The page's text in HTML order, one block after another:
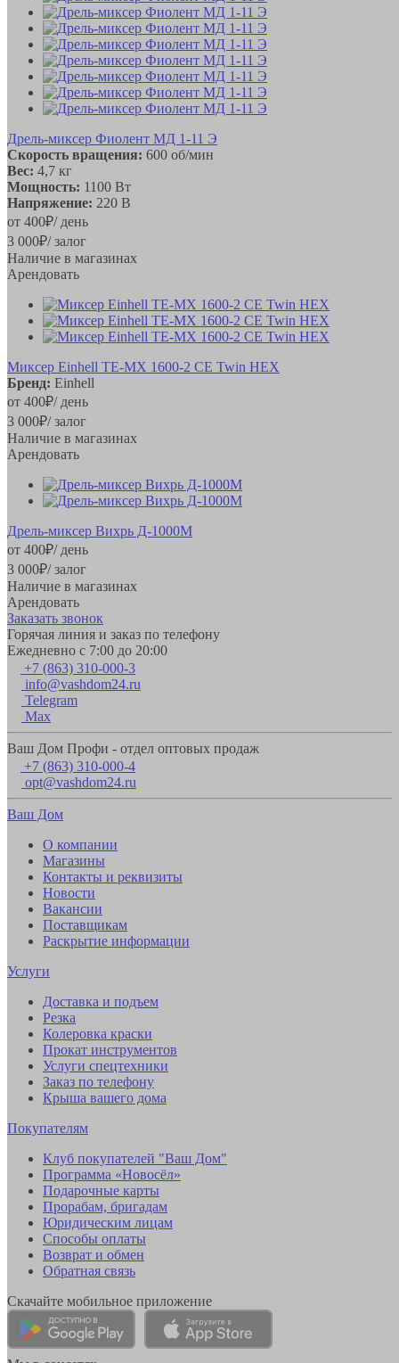
Дрель-миксер Фиолент МД 1-11 Э
Скорость вращения: 600 об/мин
Вес: 4,7 кг
Мощность: 1100 Вт
Напряжение: 220 В
от 400₽/ день
3 000₽/ залог
Наличие в магазинах
Арендовать
Миксер Einhell TE-MX 1600-2 CE Twin HEX
Бренд: Einhell
от 400₽/ день
3 000₽/ залог
Наличие в магазинах
Арендовать
Дрель-миксер Вихрь Д-1000М
от 400₽/ день
3 000₽/ залог
Наличие в магазинах
Арендовать
Заказать звонок
Горячая линия и заказ по телефону
Ежедневно с 7:00 до 20:00
+7 (863) 310-000-3
info@vashdom24.ru
Telegram
Max
Ваш Дом Профи - отдел оптовых продаж
+7 (863) 310-000-4
opt@vashdom24.ru
Ваш Дом
О компании
Магазины
Контакты и реквизиты
Новости
Вакансии
Поставщикам
Раскрытие информации
Услуги
Доставка и подъем
Резка
Колеровка краски
Прокат инструментов
Услуги спецтехники
Заказ по телефону
Крыша вашего дома
Покупателям
Клуб покупателей "Ваш Дом"
Программа «Новосёл»
Подарочные карты
Прорабам, бригадам
Юридическим лицам
Способы оплаты
Возврат и обмен
Обратная связь
Скачайте мобильное приложение